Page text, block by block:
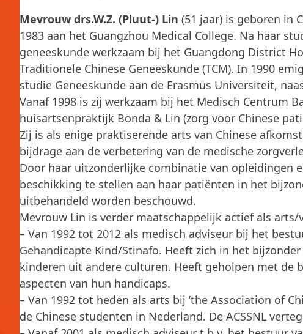
Mevrouw drs.W.Z. (Pluut-) Lin (51 jaar) is geboren in
1983 aan het Guangzhou Medical College. Na haar
geneeskunde werkzaam bij het Guangdong District
Traditionele Chinese Geneeskunde (TCM). In 1990
studie Geneeskunde aan de Erasmus Universiteit,
Vanaf 1998 is zij werkzaam bij het Medisch Centrum
huisartsenpraktijk Bonda & Lin (zorg voor Chinese
Zij is als enige praktiserende arts van Chinese
bijdrage aan de verbetering van de medische
Door haar uitzonderlijke combinatie van opleidingen
beschikking te stellen aan haar patiënten in het
uitbehandeld worden beschouwd.
Mevrouw Lin is verder maatschappelijk actief als
– Van 1992 tot 2012 als medisch adviseur bij het
Gehandicapte Kind/Stinafo. Heeft zich in het
kinderen uit andere culturen. Heeft geholpen met de
aspecten van hun handicaps.
– Van 1992 tot heden als arts bij ’the Association of
de Chinese studenten in Nederland. De ACSSNL